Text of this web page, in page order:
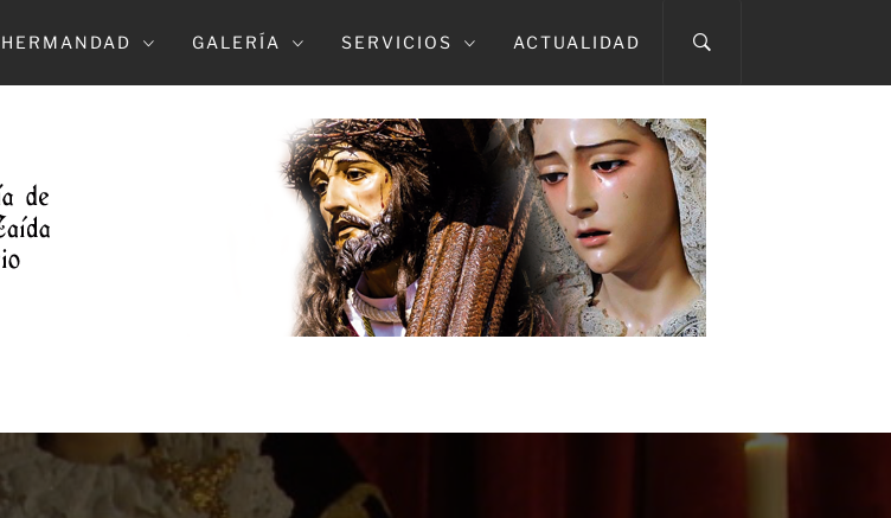
GALERÍA SERVICIOS ACTUALIDAD
DE LA CAÍDA